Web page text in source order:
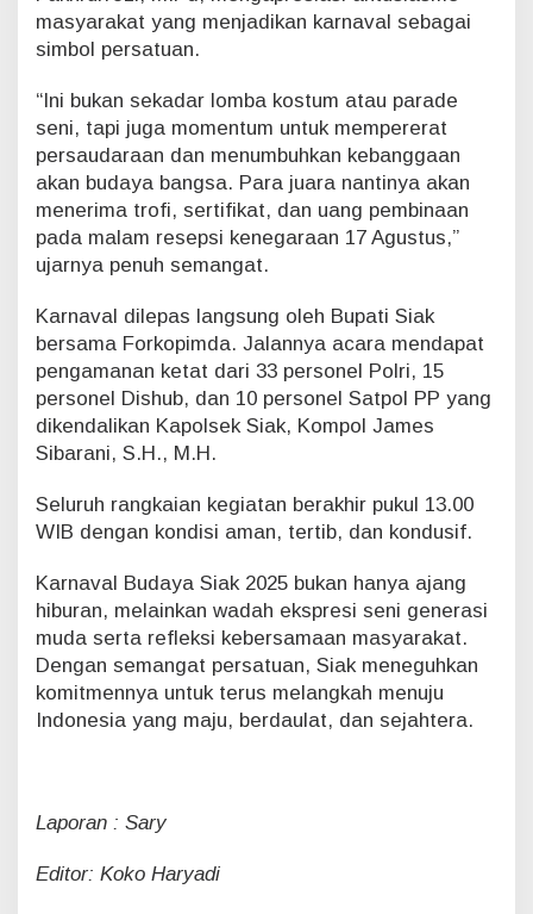
masyarakat yang menjadikan karnaval sebagai
simbol persatuan.
“Ini bukan sekadar lomba kostum atau parade
seni, tapi juga momentum untuk mempererat
persaudaraan dan menumbuhkan kebanggaan
akan budaya bangsa. Para juara nantinya akan
menerima trofi, sertifikat, dan uang pembinaan
pada malam resepsi kenegaraan 17 Agustus,”
ujarnya penuh semangat.
Karnaval dilepas langsung oleh Bupati Siak
bersama Forkopimda. Jalannya acara mendapat
pengamanan ketat dari 33 personel Polri, 15
personel Dishub, dan 10 personel Satpol PP yang
dikendalikan Kapolsek Siak, Kompol James
Sibarani, S.H., M.H.
Seluruh rangkaian kegiatan berakhir pukul 13.00
WIB dengan kondisi aman, tertib, dan kondusif.
Karnaval Budaya Siak 2025 bukan hanya ajang
hiburan, melainkan wadah ekspresi seni generasi
muda serta refleksi kebersamaan masyarakat.
Dengan semangat persatuan, Siak meneguhkan
komitmennya untuk terus melangkah menuju
Indonesia yang maju, berdaulat, dan sejahtera.
Laporan : Sary
Editor: Koko Haryadi